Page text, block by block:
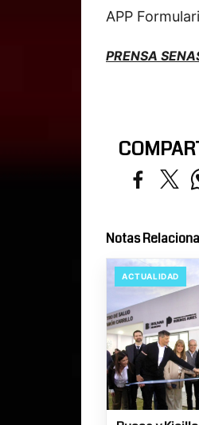
APP
PRENSA
Notas
ACTUALIDAD